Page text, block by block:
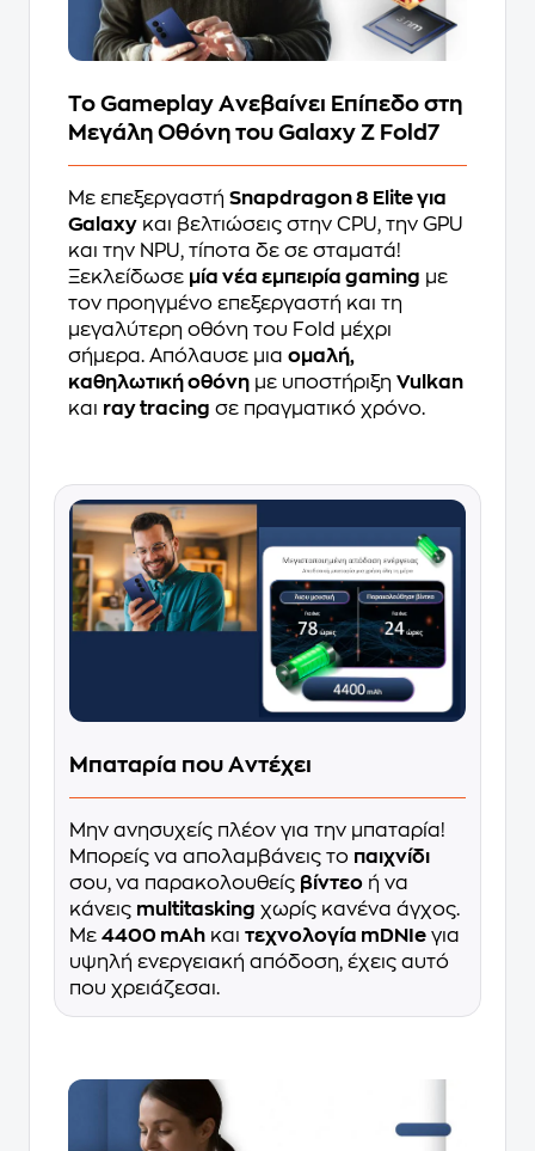
Το Gameplay Aνεβαίνει Eπίπεδο στη
Mεγάλη Oθόνη του Galaxy Z Fold7
Με επεξεργαστή Snapdragon 8 Elite για
Galaxy και βελτιώσεις στην CPU, την GPU
και την NPU, τίποτα δε σε σταματά!
Ξεκλείδωσε μία νέα εμπειρία gaming με
τον προηγμένο επεξεργαστή και τη
μεγαλύτερη οθόνη του Fold μέχρι
σήμερα. Απόλαυσε μια ομαλή,
καθηλωτική οθόνη με υποστήριξη Vulkan
και ray tracing σε πραγματικό χρόνο.
Μπαταρία που Aντέχει
Μην ανησυχείς πλέον για την μπαταρία!
Mπορείς να απολαμβάνεις το παιχνίδι
σου, να παρακολουθείς βίντεο ή να
κάνεις multitasking χωρίς κανένα άγχος.
Με 4400 mAh και τεχνολογία mDNIe για
υψηλή ενεργειακή απόδοση, έχεις αυτό
που χρειάζεσαι.